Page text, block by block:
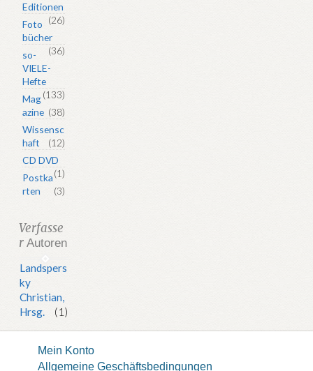
Editionen
(26)
Foto
bücher
(36)
so-
VIELE-
Hefte
(133)
Mag
azine (38)
Wissensc
haft
(12)
CD DVD
(1)
Postka
rten
(3)
Verfasse
r Autoren
Landspers
ky
Christian,
Hrsg.
(1)
Mein Konto
Allgemeine Geschäftsbedingungen